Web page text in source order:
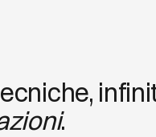
.